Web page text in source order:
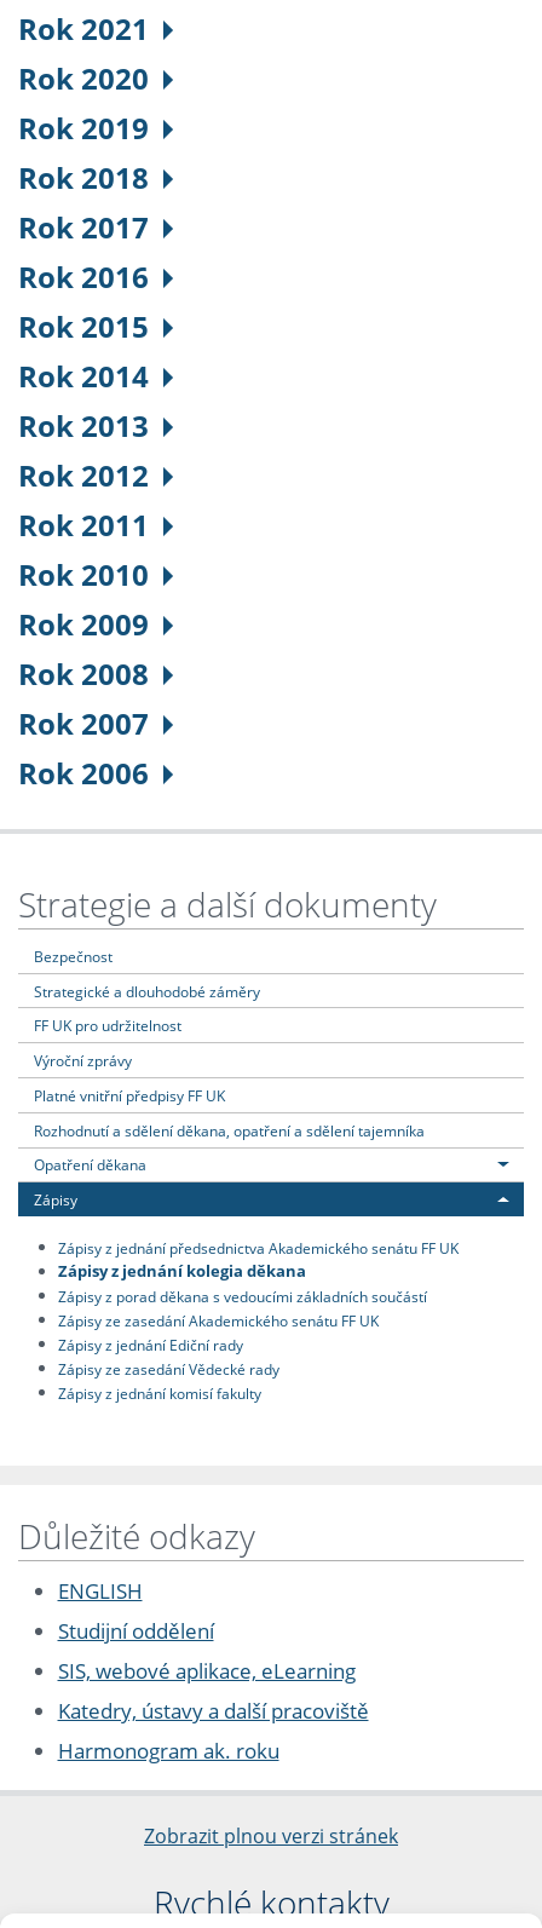
Rok 2021
Rok 2020
Rok 2019
Rok 2018
Rok 2017
Rok 2016
Rok 2015
Rok 2014
Rok 2013
Rok 2012
Rok 2011
Rok 2010
Rok 2009
Rok 2008
Rok 2007
Rok 2006
Strategie a další dokumenty
Bezpečnost
Strategické a dlouhodobé záměry
FF UK pro udržitelnost
Výroční zprávy
Platné vnitřní předpisy FF UK
Rozhodnutí a sdělení děkana, opatření a sdělení tajemníka
Opatření děkana
Zápisy
Zápisy z jednání předsednictva Akademického senátu FF UK
Zápisy z jednání kolegia děkana
Zápisy z porad děkana s vedoucími základních součástí
Zápisy ze zasedání Akademického senátu FF UK
Zápisy z jednání Ediční rady
Zápisy ze zasedání Vědecké rady
Zápisy z jednání komisí fakulty
Důležité odkazy
ENGLISH
Studijní oddělení
SIS, webové aplikace, eLearning
Katedry, ústavy a další pracoviště
Harmonogram ak. roku
Zobrazit plnou verzi stránek
Rychlé kontakty